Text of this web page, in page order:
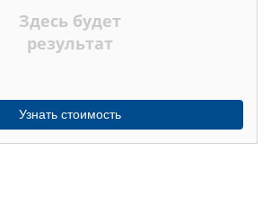
Здесь будет
результат
Узнать стоимость